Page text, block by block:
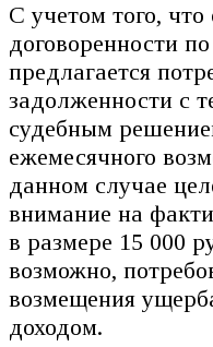
С учетом того, что
договоренности
предлагается
задолженности с
судебным
ежемесячного
данном случае
внимание на
в размере 15 000
возможно,
возмещения
доходом.